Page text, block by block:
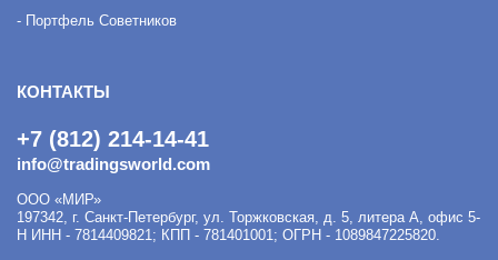
- Портфель Советников
КОНТАКТЫ
+7 (812) 214-14-41
info@tradingsworld.com
ООО «МИР»
197342, г. Санкт-Петербург, ул. Торжковская, д. 5, литера А, офис 5-
Н ИНН - 7814409821; КПП - 781401001; ОГРН - 1089847225820.